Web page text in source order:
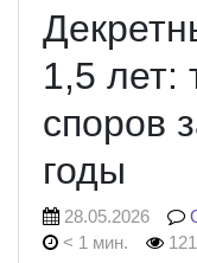
1,5 лет:
споров
годы
28.05.2026
< 1 мин.
121